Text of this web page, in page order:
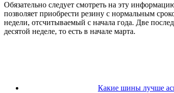
Обязательно следует смотреть на эту
позволяет приобрести резину с нормальным
недели, отсчитываемый с начала года. Две
десятой неделе, то есть в начале марта.
Какие шины лучше